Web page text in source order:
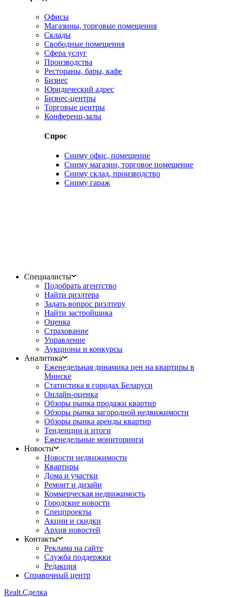
Офисы
Магазины, торговые помещения
Склады
Свободные помещения
Сфера услуг
Производства
Рестораны, бары, кафе
Бизнес
Юридический адрес
Бизнес-центры
Торговые центры
Конференц-залы
Спрос
Сниму офис, помещение
Сниму магазин, торговое помещение
Сниму склад, производство
Сниму гараж
Специалисты
Подобрать агентство
Найти риэлтера
Задать вопрос риэлтеру
Найти застройщика
Оценка
Страхование
Управление
Аукционы и конкурсы
Аналитика
Еженедельная динамика цен на квартиры в
Минске
Статистика в городах Беларуси
Онлайн-оценка
Обзоры рынка продажи квартир
Обзоры рынка загородной недвижимости
Обзоры рынка аренды квартир
Тенденции и итоги
Еженедельные мониторинги
Новости
Новости недвижимости
Квартиры
Дома и участки
Ремонт и дизайн
Коммерческая недвижимость
Городские новости
Спецпроекты
Акции и скидки
Архив новостей
Контакты
Реклама на сайте
Служба поддержки
Редакция
Справочный центр
Realt.Сделка